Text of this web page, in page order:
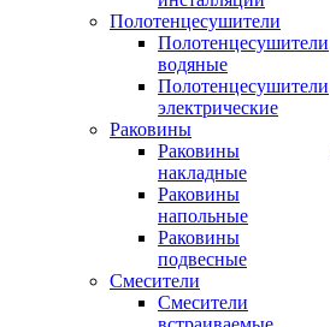
Полотенцесушители
Полотенцесушители
водяные
Полотенцесушители
электрические
Раковины
Раковины
накладные
Раковины
напольные
Раковины
подвесные
Смесители
Смесители